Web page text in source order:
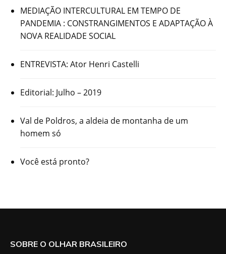
MEDIAÇÃO INTERCULTURAL EM TEMPO DE
PANDEMIA : CONSTRANGIMENTOS E ADAPTAÇÃO À
NOVA REALIDADE SOCIAL
ENTREVISTA: Ator Henri Castelli
Editorial: Julho – 2019
Val de Poldros, a aldeia de montanha de um
homem só
Você está pronto?
SOBRE O OLHAR BRASILEIRO